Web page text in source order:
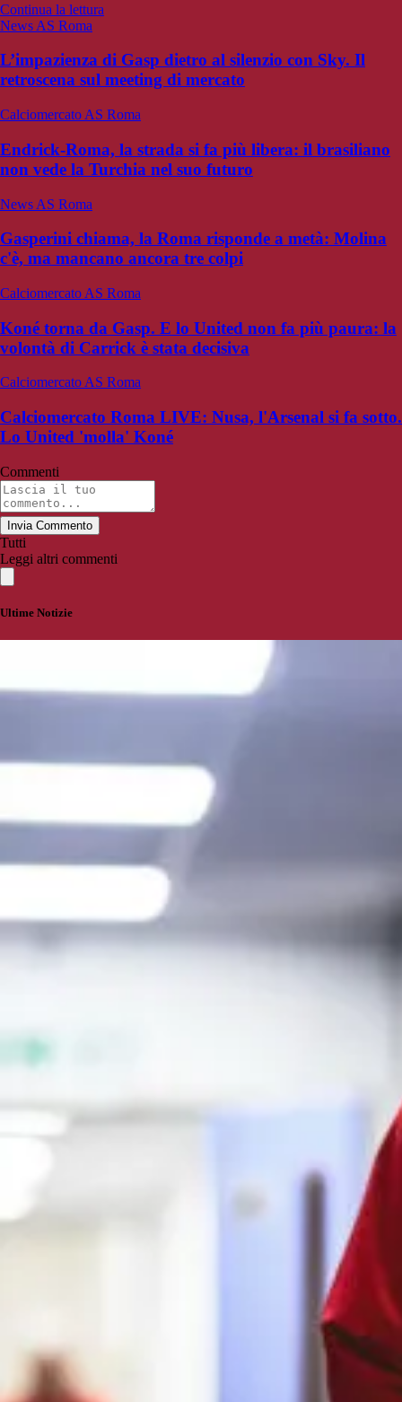
Continua la lettura
News AS Roma
L’impazienza di Gasp dietro al silenzio con Sky. Il
retroscena sul meeting di mercato
Calciomercato AS Roma
Endrick-Roma, la strada si fa più libera: il brasiliano
non vede la Turchia nel suo futuro
News AS Roma
Gasperini chiama, la Roma risponde a metà: Molina
c'è, ma mancano ancora tre colpi
Calciomercato AS Roma
Koné torna da Gasp. E lo United non fa più paura: la
volontà di Carrick è stata decisiva
Calciomercato AS Roma
Calciomercato Roma LIVE: Nusa, l'Arsenal si fa sotto.
Lo United 'molla' Koné
Commenti
Invia Commento
Tutti
Leggi altri commenti
Ultime Notizie